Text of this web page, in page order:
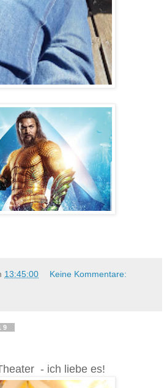
13:45:00 Keine Kommentare:
- ich liebe es!